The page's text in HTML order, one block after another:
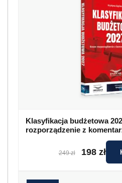
Klasyfikacja budżetowa
rozporządzenie z
249 zł 198 zł